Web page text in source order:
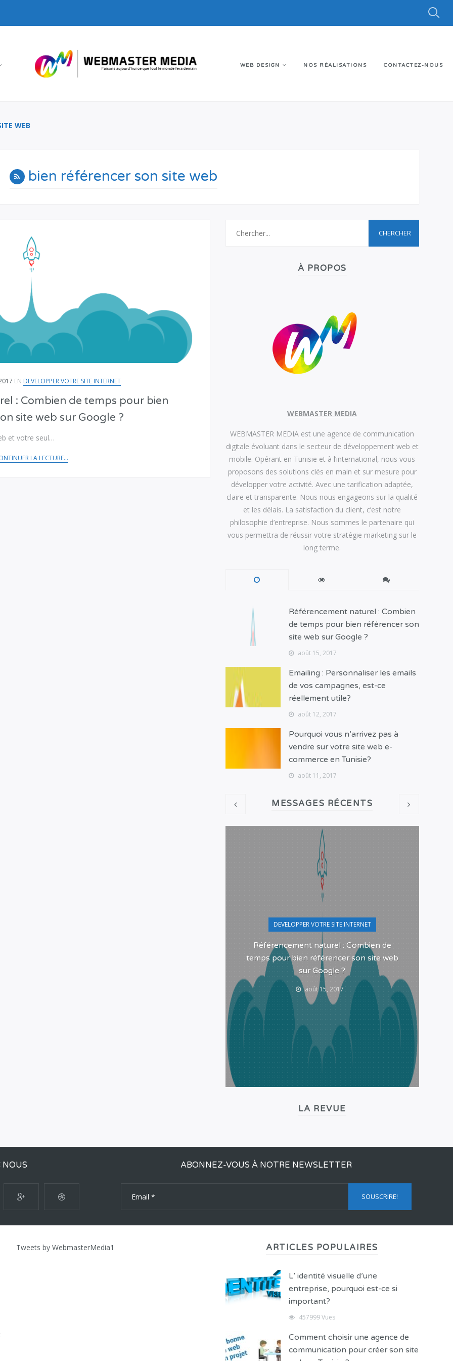
WEB DESIGN NOS RÉALISATIONS CONTACTEZ-NOUS
WEB
bien référencer son site web
EN DEVELOPPER VOTRE SITE INTERNET
: Combien de temps pour bien
site web sur Google ?
et votre seul…
LA LECTURE...
À PROPOS
WEBMASTER MEDIA
WEBMASTER MEDIA est une agence de communication
digitale évoluant dans le secteur de développement web et
mobile. Opérant en Tunisie et à l’international, nous vous
proposons des solutions clés en main et sur mesure pour
développer votre activité. Avec une tarification adaptée,
claire et transparente. Nous nous engageons sur la qualité
et les délais. La satisfaction du client, c’est notre
philosophie d’entreprise. Nous sommes le partenaire qui
vous permettra de réussir votre stratégie marketing sur le
long terme.
Référencement naturel : Combien
de temps pour bien référencer son
site web sur Google ?
août 15, 2017
Emailing : Personnaliser les emails
de vos campagnes, est-ce
réellement utile?
août 12, 2017
Pourquoi vous n’arrivez pas à
vendre sur votre site web e-
commerce en Tunisie?
août 11, 2017
MESSAGES RÉCENTS
DEVELOPPER VOTRE SITE INTERNET
Référencement naturel : Combien de
temps pour bien référencer son site web
sur Google ?
août 15, 2017
LA REVUE
NOUS ABONNEZ-VOUS À NOTRE NEWSLETTER
Tweets by WebmasterMedia1 ARTICLES POPULAIRES
L’ identité visuelle d’une
entreprise, pourquoi est-ce si
important?
457999 Vues
Comment choisir une agence de
communication pour créer son site